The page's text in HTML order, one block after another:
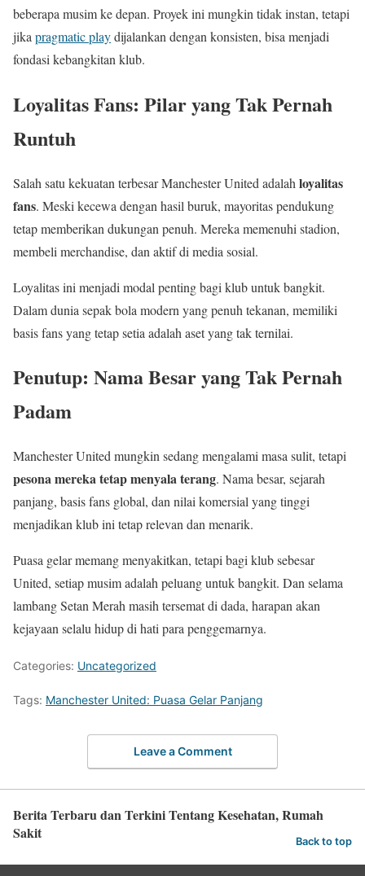
beberapa musim ke depan. Proyek ini mungkin tidak instan, tetapi
jika pragmatic playdijalankan dengan konsisten, bisa menjadi
fondasi kebangkitan klub.
Loyalitas Fans: Pilar yang Tak Pernah
Runtuh
Salah satu kekuatan terbesar Manchester United adalah loyalitas
fans. Meski kecewa dengan hasil buruk, mayoritas pendukung
tetap memberikan dukungan penuh. Mereka memenuhi stadion,
membeli merchandise, dan aktif di media sosial.
Loyalitas ini menjadi modal penting bagi klub untuk bangkit.
Dalam dunia sepak bola modern yang penuh tekanan, memiliki
basis fans yang tetap setia adalah aset yang tak ternilai.
Penutup: Nama Besar yang Tak Pernah
Padam
Manchester United mungkin sedang mengalami masa sulit, tetapi
pesona mereka tetap menyala terang. Nama besar, sejarah
panjang, basis fans global, dan nilai komersial yang tinggi
menjadikan klub ini tetap relevan dan menarik.
Puasa gelar memang menyakitkan, tetapi bagi klub sebesar
United, setiap musim adalah peluang untuk bangkit. Dan selama
lambang Setan Merah masih tersemat di dada, harapan akan
kejayaan selalu hidup di hati para penggemarnya.
Categories: Uncategorized
Tags: Manchester United: Puasa Gelar Panjang
Leave a Comment
Berita Terbaru dan Terkini Tentang Kesehatan, Rumah
Sakit
Back to top